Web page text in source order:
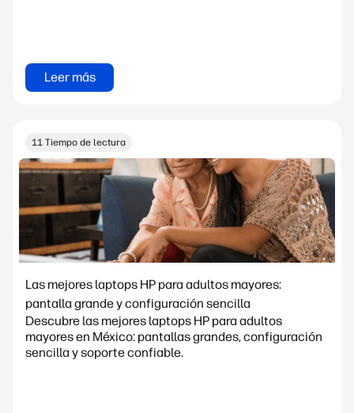
Leer más
11 Tiempo de lectura
Las mejores laptops HP para adultos mayores:
pantalla grande y configuración sencilla
Descubre las mejores laptops HP para adultos
mayores en México: pantallas grandes, configuración
sencilla y soporte confiable.